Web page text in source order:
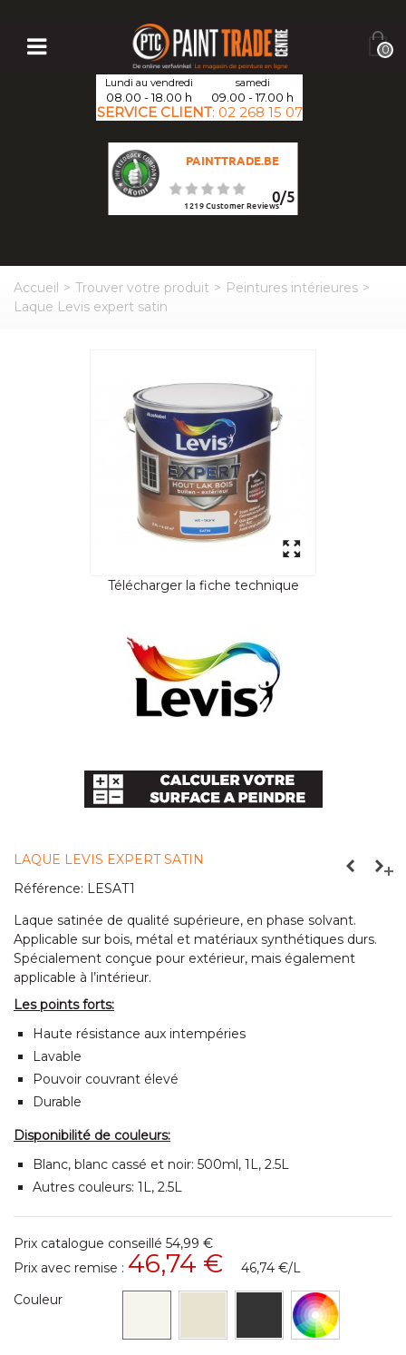
0
Lundi au vendredi
08.00 - 18.00 h
samedi
09.00 - 17.00 h
SERVICE CLIENT: 02 268 15 07
PAINTTRADE.BE
0/5
1219Customer Reviews
Accueil > Trouver votre produit > Peintures intérieures >
Laque Levis expert satin
Télécharger la fiche technique
LAQUE LEVIS EXPERT SATIN
Référence: LESAT1
Laque satinée de qualité supérieure, en phase solvant.
Applicable sur bois, métal et matériaux synthétiques durs.
Spécialement conçue pour extérieur, mais également
applicable à l’intérieur.
Les points forts:
Haute résistance aux intempéries
Lavable
Pouvoir couvrant élevé
Durable
Disponibilité de couleurs:
Blanc, blanc cassé et noir: 500ml, 1L, 2.5L
Autres couleurs: 1L, 2.5L
Prix catalogue conseillé 54,99 €
Prix avec remise : 46,74 € 46,74 €/L
Couleur